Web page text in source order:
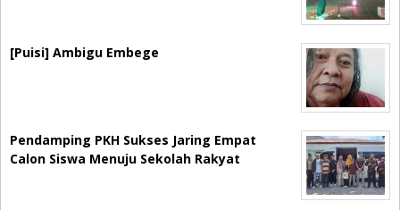
[Puisi] Ambigu Embege
Pendamping PKH Sukses Jaring Empat
Calon Siswa Menuju Sekolah Rakyat